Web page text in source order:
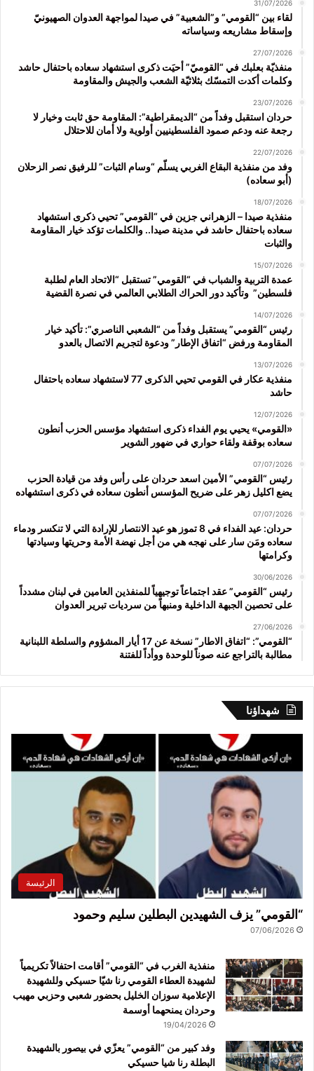
31/07/2026
لقاء بين “القومي” و”الشعبية” في صيدا لمواجهة العدوان الصهيونيّ
وإسقاط مشاريعه وسياساته
27/07/2026
منفذيّة بعلبك في “القوميّ” أحيَت ذكرى استشهاد سعاده باحتفال حاشد
وكلمات أكدت التمسّك بثلاثيّة الشعب والجيش والمقاومة
23/07/2026
حردان استقبل وفداً من “الديمقراطية”: المقاومة حق ثابت وخيار لا
رجعة عنه ودعم صمود الفلسطينيين أولوية ولا أمان للاحتلال
22/07/2026
وفد من منفذية البقاع الغربي يسلّم “وسام الثبات” للرفيق نصر الزحلان
(أبو سعاده)
18/07/2026
منفذية صيدا – الزهراني جزين في “القومي” تحيي ذكرى استشهاد
سعاده باحتفال حاشد في مدينة صيدا.. والكلمات تؤكد خيار المقاومة
والثبات
15/07/2026
عمدة التربية والشباب في “القومي” تستقبل “الاتحاد العام لطلبة
فلسطين” وتأكيد دور الحراك الطلابي العالمي في نصرة القضية
14/07/2026
رئيس “القومي” يستقبل وفداً من “الشعبي الناصري”: تأكيد خيار
المقاومة ورفض “اتفاق الإطار” ودعوة لتجريم الاتصال بالعدو
13/07/2026
منفذية عكار في القومي تحيي الذكرى 77 لاستشهاد سعاده باحتفال
حاشد
12/07/2026
«القومي» يحيي يوم الفداء ذكرى استشهاد مؤسس الحزب أنطون
سعاده بوقفة ولقاء حواري في ضهور الشوير
07/07/2026
رئيس “القومي” الأمين اسعد حردان على رأس وفد من قيادة الحزب
يضع اكليل زهر على ضريح المؤسس أنطون سعاده في ذكرى استشهاده
07/07/2026
حردان: عيد الفداء في 8 تموز هو عيد الانتصار للإرادة التي لا تنكسر ودماء
سعاده ومَن سار على نهجه هي من أجل نهضة الأمة وحريتها وسيادتها
وكرامتها
30/06/2026
رئيس “القومي” عقد اجتماعاً توجيهياً للمنفذين العامين في لبنان مشدداً
على تحصين الجبهة الداخلية ومنبهاً من سرديات تبرير العدوان
27/06/2026
“القومي”: “اتفاق الاطار” نسخة عن 17 أيار المشؤوم والسلطة اللبنانية
مطالبة بالتراجع عنه صوناً للوحدة ووأداً للفتنة
شهداؤنا
الرئيسة
“القومي” يزف الشهيدين البطلين سليم وحمود
07/06/2026
منفذية الغرب في “القومي” أقامت احتفالاً تكريمياً
لشهيدة العطاء القومي رنا شيّا حسيكي وللشهيدة
الإعلامية سوزان الخليل بحضور شعبي وحزبي مهيب
وحردان يمنحهما أوسمة
19/04/2026
وفد كبير من “القومي” يعزّي في بيصور بالشهيدة
البطلة رنا شيا حسيكي